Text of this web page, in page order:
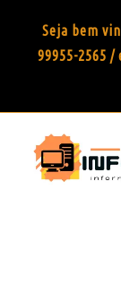
Seja bem
99955-2565